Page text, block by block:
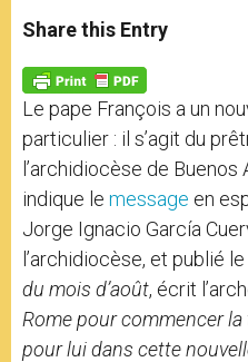
t
s
p
p
s
e
g
e
r
e
b
o
k
Share this Entry
Le pape François a un
particulier : il s’agit du
l’archidiocèse de Buenos
indique le message en
Jorge Ignacio García
l’archidiocèse, et publié
du mois d’août, écrit
Rome pour commencer
pour lui dans cette